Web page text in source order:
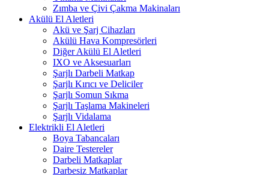
Zımba ve Çivi Çakma Makinaları
Akülü El Aletleri
Akü ve Şarj Cihazları
Akülü Hava Kompresörleri
Diğer Akülü El Aletleri
IXO ve Aksesuarları
Şarjlı Darbeli Matkap
Şarjlı Kırıcı ve Deliciler
Şarjlı Somun Sıkma
Şarjlı Taşlama Makineleri
Şarjlı Vidalama
Elektrikli El Aletleri
Boya Tabancaları
Daire Testereler
Darbeli Matkaplar
Darbesiz Matkaplar